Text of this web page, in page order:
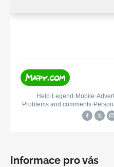
Informace pro vás